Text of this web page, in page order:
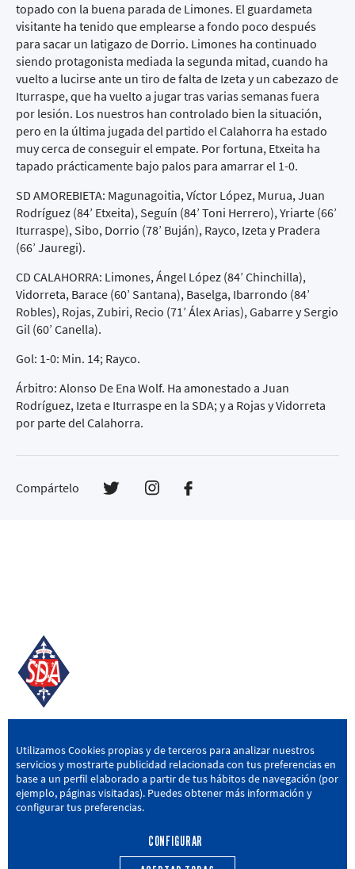
topado con la buena parada de Limones. El guardameta
visitante ha tenido que emplearse a fondo poco después
para sacar un latigazo de Dorrio. Limones ha continuado
siendo protagonista mediada la segunda mitad, cuando ha
vuelto a lucirse ante un tiro de falta de Izeta y un cabezazo de
Iturraspe, que ha vuelto a jugar tras varias semanas fuera
por lesión. Los nuestros han controlado bien la situación,
pero en la última jugada del partido el Calahorra ha estado
muy cerca de conseguir el empate. Por fortuna, Etxeita ha
tapado prácticamente bajo palos para amarrar el 1-0.
SD AMOREBIETA: Magunagoitia, Víctor López, Murua, Juan
Rodríguez (84’ Etxeita), Seguín (84’ Toni Herrero), Yriarte (66’
Iturraspe), Sibo, Dorrio (78’ Buján), Rayco, Izeta y Pradera
(66’ Jauregi).
CD CALAHORRA: Limones, Ángel López (84’ Chinchilla),
Vidorreta, Barace (60’ Santana), Baselga, Ibarrondo (84’
Robles), Rojas, Zubiri, Recio (71’ Álex Arias), Gabarre y Sergio
Gil (60’ Canella).
Gol: 1-0: Min. 14; Rayco.
Árbitro: Alonso De Ena Wolf. Ha amonestado a Juan
Rodríguez, Izeta e Iturraspe en la SDA; y a Rojas y Vidorreta
por parte del Calahorra.
Compártelo
SD AMOREBIETA
San Miguel Kalea, 16, 48340 Amorebieta, Bizkaia
946 604 751 | sda@sdamorebieta.eus
Utilizamos Cookies propias y de terceros para analizar nuestros
servicios y mostrarte publicidad relacionada con tus preferencias en
base a un perfil elaborado a partir de tus hábitos de navegación (por
ejemplo, páginas visitadas). Puedes obtener más información y
configurar tus preferencias.
CONFIGURAR